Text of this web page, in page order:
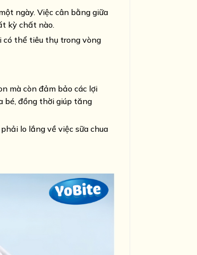
ngày. Việc cân bằng giữa
kỳ chất nào.
có thể tiêu thụ trong vòng
mà còn đảm bảo các lợi
bé, đồng thời giúp tăng
lo lắng về việc sữa chua